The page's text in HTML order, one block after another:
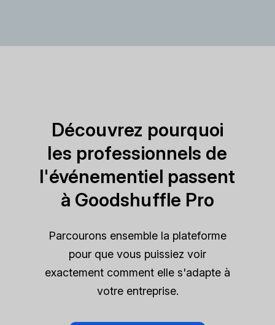
Découvrez pourquoi
les professionnels de
l'événementiel passent
à Goodshuffle Pro
Parcourons ensemble la plateforme
pour que vous puissiez voir
exactement comment elle s'adapte à
votre entreprise.